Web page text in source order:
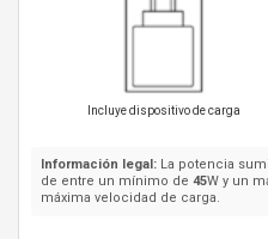
Incluye dispositivo de carga
Información legal: La potencia
de entre un mínimo de 45W y un
máxima velocidad de carga.